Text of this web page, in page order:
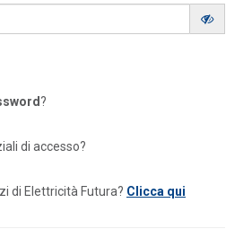
?
di accesso?
di Elettricità Futura? Clicca qui